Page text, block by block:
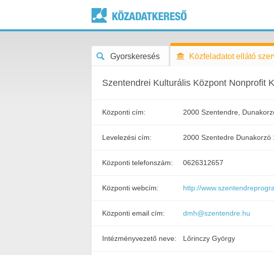
Gyorskeresés Közfeladatot ellátó
Szentendrei Kulturális Központ Nonprofit
Központi cím: 2000 Szentendre,
Levelezési cím: 2000 Szentedre Dunakorzó
Központi telefonszám: 0626312657
Központi webcím: http://
Központi email cím: dmh@szentendre.hu
Intézményvezető neve: Lőrinczy György